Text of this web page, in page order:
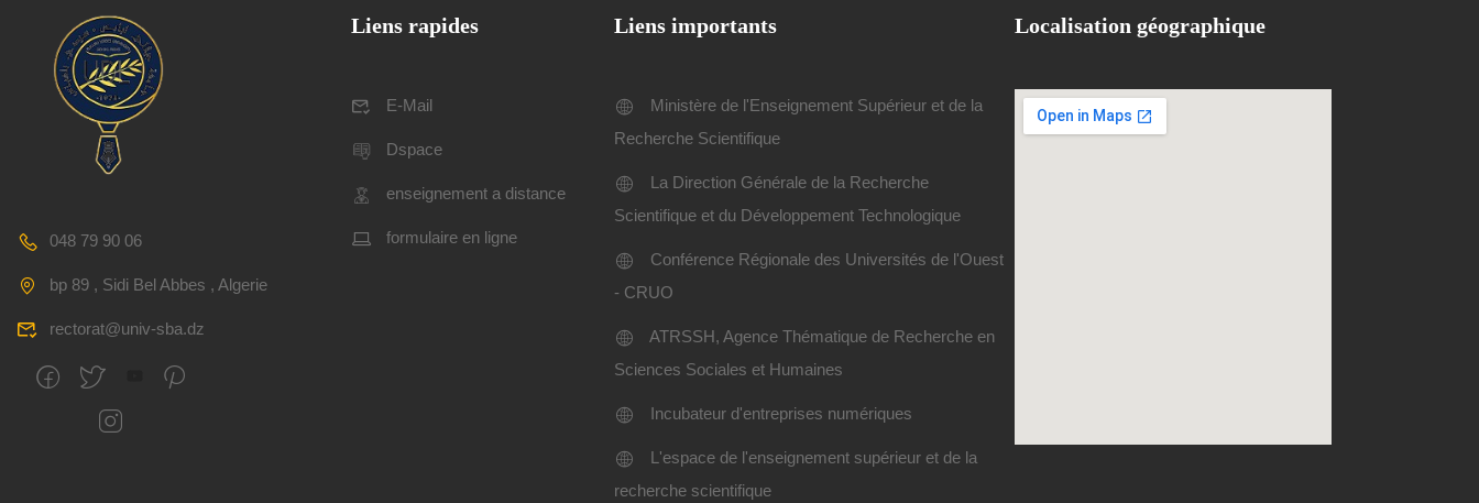
048 79 90 06
bp 89 , Sidi Bel Abbes , Algerie
rectorat@univ-sba.dz
Liens rapides
E-Mail
Dspace
enseignement a distance
formulaire en ligne
Liens importants
Ministère de l'Enseignement Supérieur et de la
Recherche Scientifique
La Direction Générale de la Recherche
Scientifique et du Développement Technologique
Conférence Régionale des Universités de l'Ouest
- CRUO
ATRSSH, Agence Thématique de Recherche en
Sciences Sociales et Humaines
Incubateur d'entreprises numériques
L'espace de l'enseignement supérieur et de la
recherche scientifique
Localisation géographique